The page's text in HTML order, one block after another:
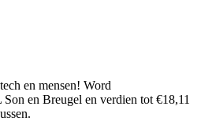
en mensen! Word
en Breugel en verdien tot €18,11